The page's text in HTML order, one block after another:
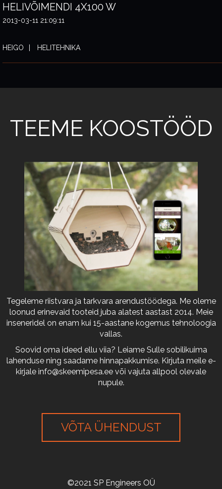
HELIVÕIMENDI 4X100 W
2013-03-11 21:09:11
HEIGO HELITEHNIKA
TEEME KOOSTÖÖD
Tegeleme riistvara ja tarkvara arendustöödega. Me oleme
loonud erinevaid tooteid juba alatest aastast 2014. Meie
inseneridel on enam kui 15-aastane kogemus tehnoloogia
vallas.
Soovid oma ideed ellu viia? Leiame Sulle sobilikuima
lahenduse ning saadame hinnapakkumise. Kirjuta meile e-
kirjale info@skeemipesa.ee või vajuta allpool olevale
nupule.
VÕTA ÜHENDUST
©2021 SP Engineers OÜ